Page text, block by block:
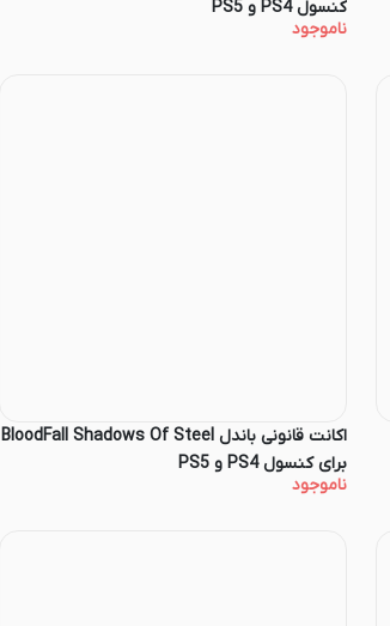
کنسول PS4 و PS5
ناموجود
اکانت قانونی باندل BloodFall Shadows Of Steel
برای کنسول PS4 و PS5
ناموجود